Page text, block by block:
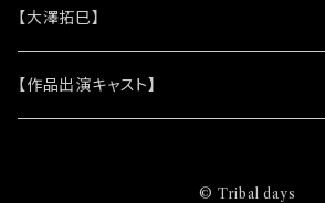
(レザーキーホルダー)
★脚本
★クリアファイル＆ソロプロマイドセット
(アルバム)
(シングル)
★プロマイド
★チェキ
★プロマイド
★チェキ
【大澤拓巳】
★プロマイド
【作品出演キャスト】
© Tribal days